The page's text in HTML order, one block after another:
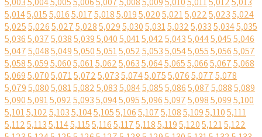
5,0145,0155,0165,0175,0185,0195,0205,0215,0225,0235,024
5,0255,0265,0275,0285,0295,0305,0315,0325,0335,0345,035
5,0365,0375,0385,0395,0405,0415,0425,0435,0445,0455,046
5,0475,0485,0495,0505,0515,0525,0535,0545,0555,0565,057
5,0585,0595,0605,0615,0625,0635,0645,0655,0665,0675,068
5,0695,0705,0715,0725,0735,0745,0755,0765,0775,078
5,0795,0805,0815,0825,0835,0845,0855,0865,0875,0885,089
5,0905,0915,0925,0935,0945,0955,0965,0975,0985,0995,100
5,1015,1025,1035,1045,1055,1065,1075,1085,1095,1105,111
5,1125,1135,1145,1155,1165,1175,1185,1195,1205,1215,122